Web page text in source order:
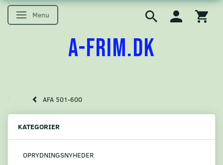
Skifte navigation
Menu
A-FRIM.DK
AFA 501-600
KATEGORIER
OPRYDNINGSNYHEDER